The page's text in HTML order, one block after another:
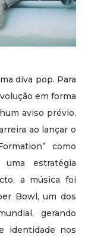
diva pop. Para
em forma
aviso prévio,
ao lançar o
como
estratégia
a música foi
Bowl, um dos
gerando
identidade nos